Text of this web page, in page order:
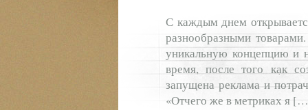
С каждым днем
разнообразными
уникальную концепцию и
время, после того как
запущена реклама и
«Отчего же в метриках я